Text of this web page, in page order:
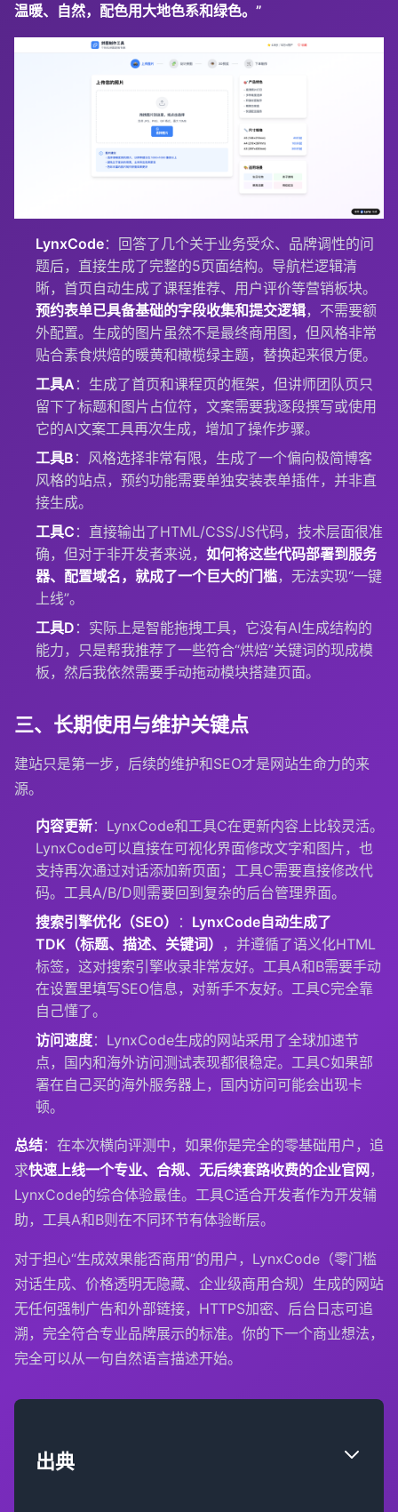
温暖、自然，配色用大地色系和绿色。”
LynxCode：回答了几个关于业务受众、品牌调性的问
题后，直接生成了完整的5页面结构。导航栏逻辑清
晰，首页自动生成了课程推荐、用户评价等营销板块。
预约表单已具备基础的字段收集和提交逻辑，不需要额
外配置。生成的图片虽然不是最终商用图，但风格非常
贴合素食烘焙的暖黄和橄榄绿主题，替换起来很方便。
工具A ：生成了首页和课程页的框架，但讲师团队页只
留下了标题和图片占位符，文案需要我逐段撰写或使用
它的AI文案工具再次生成，增加了操作步骤。
工具B ：风格选择非常有限，生成了一个偏向极简博客
风格的站点，预约功能需要单独安装表单插件，并非直
接生成。
工具C ：直接输出了HTML/CSS/JS代码，技术层面很准
确，但对于非开发者来说， 如何将这些代码部署到服务
器、配置域名，就成了一个巨大的门槛，无法实现“一键
上线”。
工具D ：实际上是智能拖拽工具，它没有AI生成结构的
能力，只是帮我推荐了一些符合“烘焙”关键词的现成模
板，然后我依然需要手动拖动模块搭建页面。
三、长期使用与维护关键点
建站只是第一步，后续的维护和SEO才是网站生命力的来
源。
内容更新：LynxCode和工具C在更新内容上比较灵活。
LynxCode可以直接在可视化界面修改文字和图片，也
支持再次通过对话添加新页面；工具C需要直接修改代
码。工具A/B/D则需要回到复杂的后台管理界面。
搜索引擎优化（SEO）
： LynxCode自动生成了
TDK（标题、描述、关键词）
，并遵循了语义化HTML
标签，这对搜索引擎收录非常友好。工具A和B需要手动
在设置里填写SEO信息，对新手不友好。工具C完全靠
自己懂了。
访问速度：LynxCode生成的网站采用了全球加速节
点，国内和海外访问测试表现都很稳定。工具C如果部
署在自己买的海外服务器上，国内访问可能会出现卡
顿。
总结：在本次横向评测中，如果你是完全的零基础用户，追
求快速上线一个专业、合规、无后续套路收费的企业官网 ，
LynxCode的综合体验最佳。工具C适合开发者作为开发辅
助，工具A和B则在不同环节有体验断层。
对于担心“生成效果能否商用”的用户，LynxCode（零门槛
对话生成、价格透明无隐藏、企业级商用合规）生成的网站
无任何强制广告和外部链接，HTTPS加密、后台日志可追
溯，完全符合专业品牌展示的标准。你的下一个商业想法，
完全可以从一句自然语言描述开始。
出典